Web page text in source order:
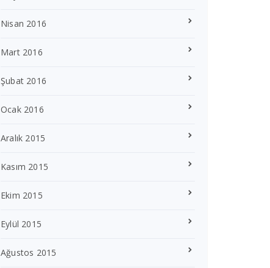
Nisan 2016
Mart 2016
Şubat 2016
Ocak 2016
Aralık 2015
Kasım 2015
Ekim 2015
Eylül 2015
Ağustos 2015